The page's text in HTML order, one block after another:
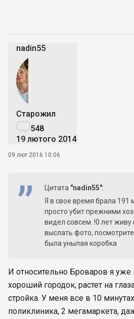
nadin55
Старожил
548
19 лютого 2014
09 лют 2016 10:06
Цитата "nadin55":
Я в свое время брала 191
просто убит прежними
видел совсем. !0 лет живу
выслать фото,
была унылая коробка
И относительно Броваров я уже
хороший городок, растет на
стройка. У меня все в 10
поликлиника, 2 мегамаркета,